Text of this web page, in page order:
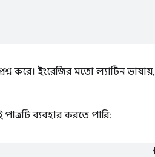
করে। ইংরেজির মতো ল্যাটিন ভাষায়,
ব্যবহার করতে পারি: